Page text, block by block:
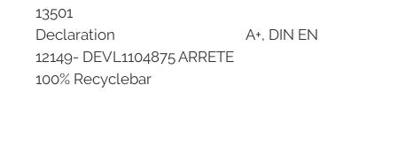
13501
Declaration A+, DIN EN
12149- DEVL1104875 ARRETE
100% Recyclebar